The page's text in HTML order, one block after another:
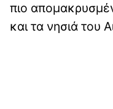
πιο
και τα νησιά του